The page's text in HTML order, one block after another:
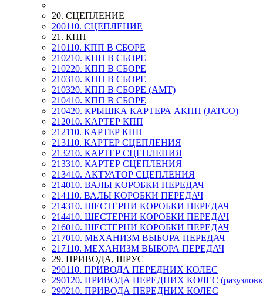
20. СЦЕПЛЕНИЕ
200110. СЦЕПЛЕНИЕ
21. КПП
210110. КПП В СБОРЕ
210210. КПП В СБОРЕ
210220. КПП В СБОРЕ
210310. КПП В СБОРЕ
210320. КПП В СБОРЕ (AMT)
210410. КПП В СБОРЕ
210420. КРЫШКА КАРТЕРА АКПП (JATCO)
212010. КАРТЕР КПП
212110. КАРТЕР КПП
213110. КАРТЕР СЦЕПЛЕНИЯ
213210. КАРТЕР СЦЕПЛЕНИЯ
213310. КАРТЕР СЦЕПЛЕНИЯ
213410. АКТУАТОР СЦЕПЛЕНИЯ
214010. ВАЛЫ КОРОБКИ ПЕРЕДАЧ
214110. ВАЛЫ КОРОБКИ ПЕРЕДАЧ
214310. ШЕСТЕРНИ КОРОБКИ ПЕРЕДАЧ
214410. ШЕСТЕРНИ КОРОБКИ ПЕРЕДАЧ
216010. ШЕСТЕРНИ КОРОБКИ ПЕРЕДАЧ
217010. МЕХАНИЗМ ВЫБОРА ПЕРЕДАЧ
217110. МЕХАНИЗМ ВЫБОРА ПЕРЕДАЧ
29. ПРИВОДА, ШРУС
290110. ПРИВОДА ПЕРЕДНИХ КОЛЕС
290120. ПРИВОДА ПЕРЕДНИХ КОЛЕС
290210. ПРИВОДА ПЕРЕДНИХ КОЛЕС